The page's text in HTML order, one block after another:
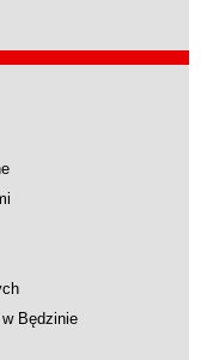
Będzinie